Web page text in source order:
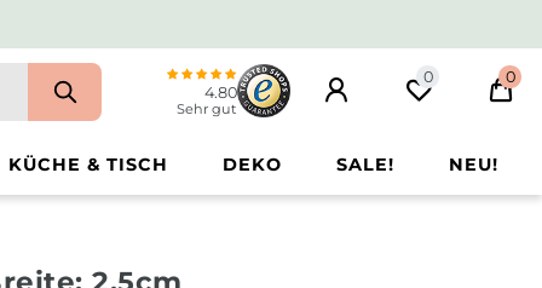
4.80
Sehr gut
0 0
KÜCHE & TISCH DEKO SALE! NEU!